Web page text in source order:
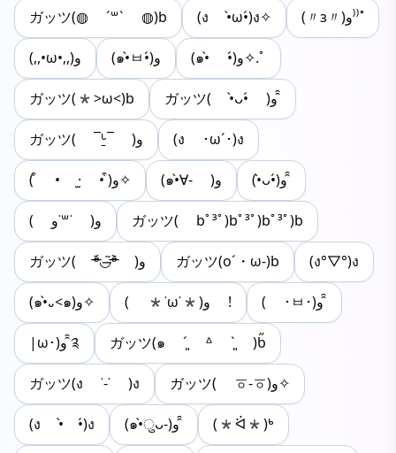
ガッツ(◍ ´꒳` ◍)b (ง •̀ω•́)ง✧ (〃з〃)و⁾⁾˚
(,,•ω•,,)و (๑•̀ㅂ•́)و (๑•̀ •́)و✧.ﾟ
ガッツ(*>ω<)b ガッツ( •̀ᴗ•́ )و ̑̑
ガッツ( ¯ᒡ̱¯ )و (ง ･ω´･)ง
‎( ͒ • ·̫ • ͒)و✧ (๑•̀∀- )و (•̀ᴗ•́)و ̑̑
و( ˙꒳​˙و ) ガッツ( bﾟ³ﾟ)bﾟ³ﾟ)bﾟ³ﾟ)b
ガッツ( ᵒ̴̶̷᷄◡̶͂ᵒ̴̶̷᷅ )و ガッツ(o´・ω-)b (ง°▽°)ง
(๑•̀᎑<๑)و✧ ( *˙ω˙*)و ! ( ･ㅂ･)و ̑̑
|ω･)و ̑̑༉ ガッツ(๑ ˊ͈ ᐞ ˋ͈ )ƅ̋
ガッツ(ง ˙-˙ )ง ガッツ( ㆆ-ㆆ)و✧
(ง •̀ゝ•́)ง (๑•̀ुᴗ-)و ̑̑ (*ᐛ*)ᒃ